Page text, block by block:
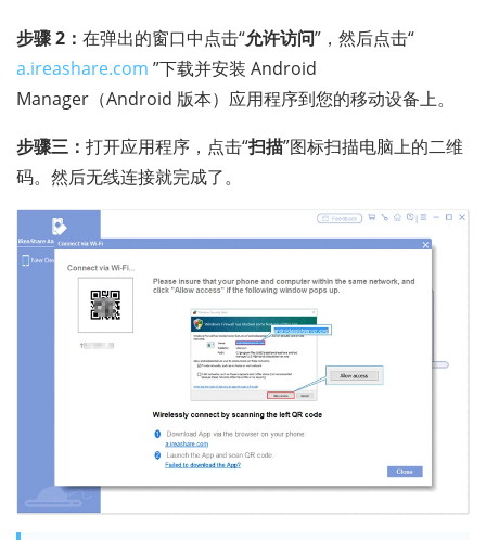
步骤 2： 在弹出的窗口中点击“允许访问”，然后点击“
a.ireashare.com ”下载并安装 Android
Manager（Android 版本）应用程序到您的移动设备上。
步骤三： 打开应用程序，点击“扫描”图标扫描电脑上的二维
码。然后无线连接就完成了。